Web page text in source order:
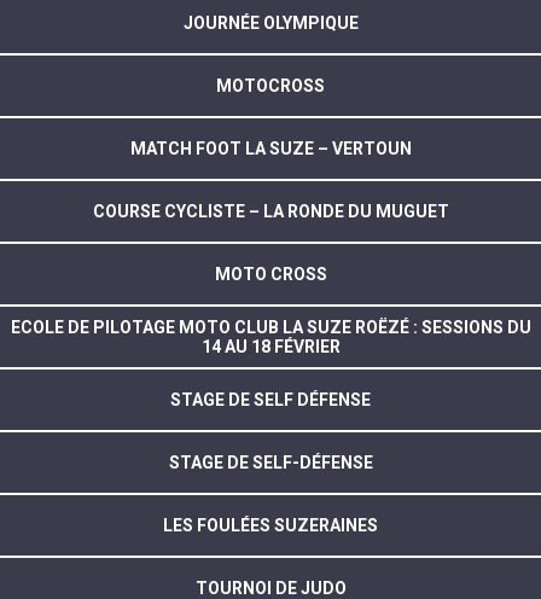
JOURNÉE OLYMPIQUE
MOTOCROSS
MATCH FOOT LA SUZE – VERTOUN
COURSE CYCLISTE – LA RONDE DU MUGUET
MOTO CROSS
ECOLE DE PILOTAGE MOTO CLUB LA SUZE ROËZÉ : SESSIONS DU
14 AU 18 FÉVRIER
STAGE DE SELF DÉFENSE
STAGE DE SELF-DÉFENSE
LES FOULÉES SUZERAINES
TOURNOI DE JUDO